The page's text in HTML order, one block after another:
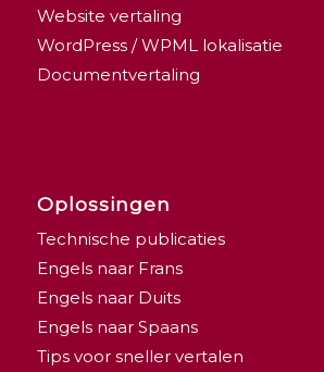
Website vertaling
WordPress / WPML lokalisatie
Documentvertaling
Oplossingen
Technische publicaties
Engels naar Frans
Engels naar Duits
Engels naar Spaans
Tips voor sneller vertalen